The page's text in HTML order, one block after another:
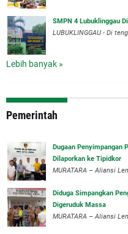
SMPN 4 Lubuklinggau
LUBUKLINGGAU - Di
Lebih banyak »
Pemerintah
‎Dugaan Penyimpangan
Dilaporkan ke Tipidkor
‎MURATARA – Aliansi
Diduga Simpangkan
Digeruduk Massa
‎MURATARA – Aliansi